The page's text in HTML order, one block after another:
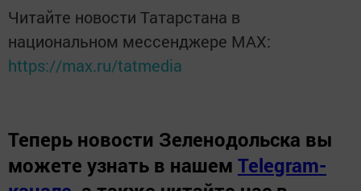
Читайте новости Татарстана в
национальном мессенджере MАХ:
https://max.ru/tatmedia
Теперь новости Зеленодольска вы
можете узнать в нашем Telegram-